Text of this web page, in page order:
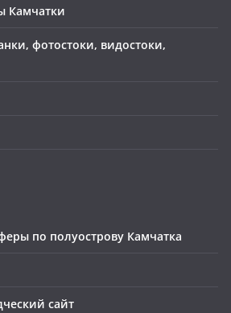
Камчатки
фотостоки, видостоки,
по полуострову Камчатка
сайт